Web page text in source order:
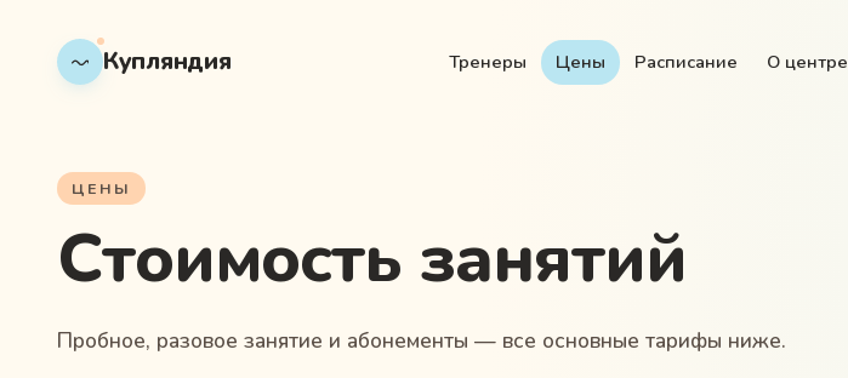
Купляндия Тренеры Цены Расписание О центре
ЦЕНЫ
Стоимость занятий
Пробное, разовое занятие и абонементы — все основные тарифы ниже.